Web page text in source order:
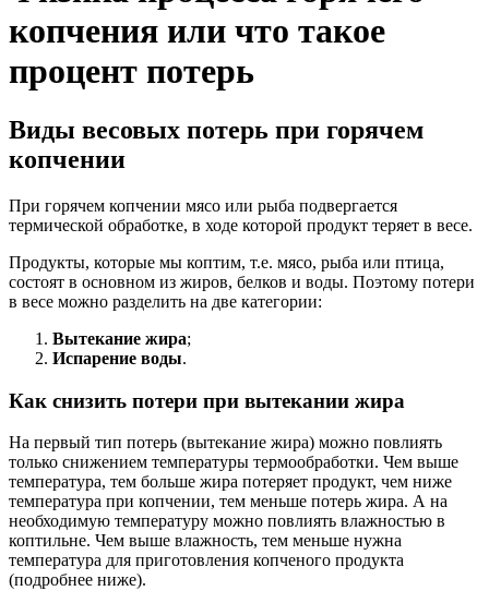
копчения или что такое
процент потерь
Виды весовых потерь при горячем
копчении
При горячем копчении мясо или рыба подвергается
термической обработке, в ходе которой продукт теряет в весе.
Продукты, которые мы коптим, т.е. мясо, рыба или птица,
состоят в основном из жиров, белков и воды. Поэтому потери
в весе можно разделить на две категории:
Вытекание жира;
Испарение воды.
Как снизить потери при вытекании жира
На первый тип потерь (вытекание жира) можно повлиять
только снижением температуры термообработки. Чем выше
температура, тем больше жира потеряет продукт, чем ниже
температура при копчении, тем меньше потерь жира. А на
необходимую температуру можно повлиять влажностью в
коптильне. Чем выше влажность, тем меньше нужна
температура для приготовления копченого продукта
(подробнее ниже).